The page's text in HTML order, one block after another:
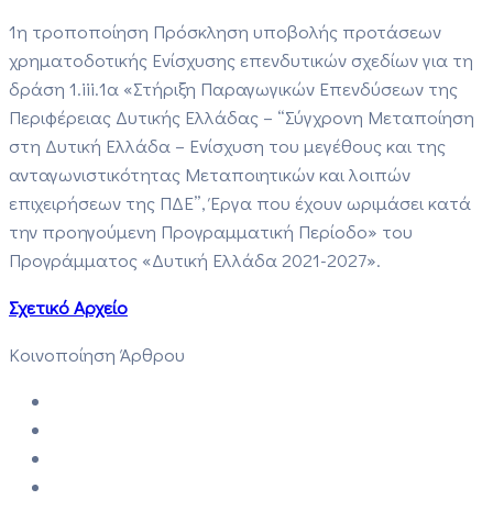
1η τροποποίηση Πρόσκληση υποβολής προτάσεων
χρηματοδοτικής Ενίσχυσης επενδυτικών σχεδίων για τη
δράση 1.iii.1α «Στήριξη Παραγωγικών Επενδύσεων της
Περιφέρειας Δυτικής Ελλάδας – “Σύγχρονη Μεταποίηση
στη Δυτική Ελλάδα – Ενίσχυση του μεγέθους και της
ανταγωνιστικότητας Μεταποιητικών και λοιπών
επιχειρήσεων της ΠΔΕ”, Έργα που έχουν ωριμάσει κατά
την προηγούμενη Προγραμματική Περίοδο» του
Προγράμματος «Δυτική Ελλάδα 2021-2027».
Σχετικό Αρχείο
Κοινοποίηση Άρθρου